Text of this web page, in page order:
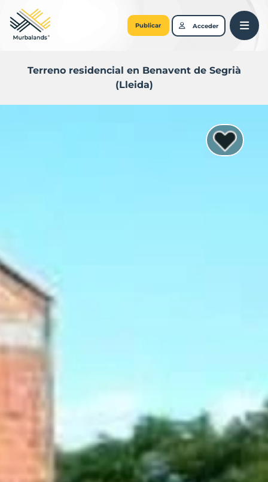
Publicar Acceder
Terreno residencial en Benavent de Segrià
(Lleida)